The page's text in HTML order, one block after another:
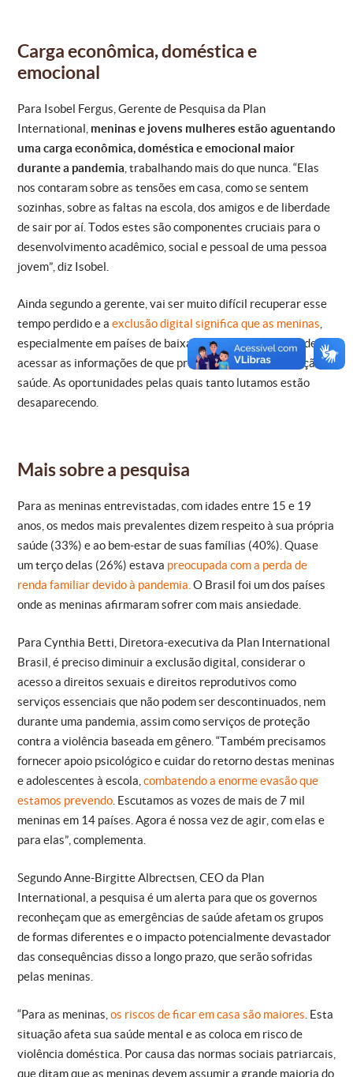
Carga econômica, doméstica e
emocional
Para Isobel Fergus, Gerente de Pesquisa da Plan
International, meninas e jovens mulheres estão aguentando
uma carga econômica, doméstica e emocional maior
durante a pandemia , trabalhando mais do que nunca. “Elas
nos contaram sobre as tensões em casa, como se sentem
sozinhas, sobre as faltas na escola, dos amigos e de liberdade
de sair por aí. Todos estes são componentes cruciais para o
desenvolvimento acadêmico, social e pessoal de uma pessoa
jovem”, diz Isobel.
Ainda segundo a gerente, vai ser muito difícil recuperar esse
tempo perdido e a exclusão digital significa que as meninas,
especialmente em países de baixa renda, terão dificuldade em
acessar as informações de que precisam para sua educação e
saúde. As oportunidades pelas quais tanto lutamos estão
desaparecendo.
Mais sobre a pesquisa
Para as meninas entrevistadas, com idades entre 15 e 19
anos, os medos mais prevalentes dizem respeito à sua própria
saúde (33%) e ao bem-estar de suas famílias (40%). Quase
um terço delas (26%) estava preocupada com a perda de
renda familiar devido à pandemia.O Brasil foi um dos países
onde as meninas afirmaram sofrer com mais ansiedade.
Para Cynthia Betti, Diretora-executiva da Plan International
Brasil, é preciso diminuir a exclusão digital, considerar o
acesso a direitos sexuais e direitos reprodutivos como
serviços essenciais que não podem ser descontinuados, nem
durante uma pandemia, assim como serviços de proteção
contra a violência baseada em gênero. “Também precisamos
fornecer apoio psicológico e cuidar do retorno destas meninas
e adolescentes à escola, combatendo a enorme evasão que
estamos prevendo . Escutamos as vozes de mais de 7 mil
meninas em 14 países. Agora é nossa vez de agir, com elas e
para elas”, complementa.
Segundo Anne-Birgitte Albrectsen, CEO da Plan
International, a pesquisa é um alerta para que os governos
reconheçam que as emergências de saúde afetam os grupos
de formas diferentes e o impacto potencialmente devastador
das consequências disso a longo prazo, que serão sofridas
pelas meninas.
“Para as meninas, os riscos de ficar em casa são maiores . Esta
situação afeta sua saúde mental e as coloca em risco de
violência doméstica. Por causa das normas sociais patriarcais,
que ditam que as meninas devem assumir a grande maioria do